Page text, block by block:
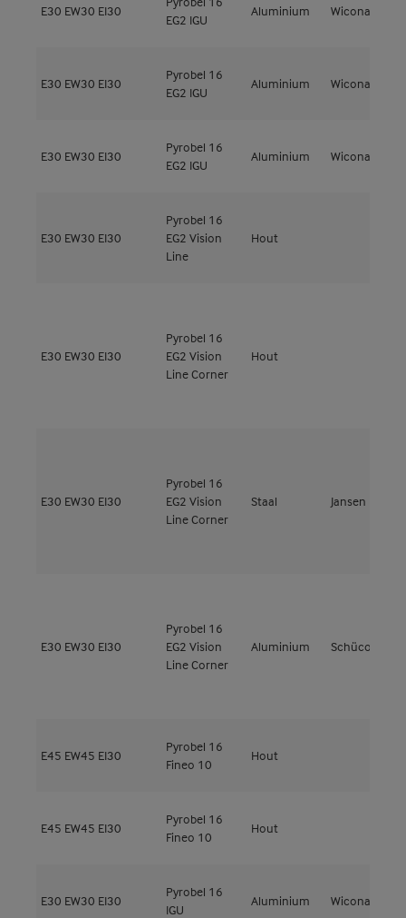
E30 EW30 EI30
EG2 IGU
Aluminium Wicona
E30 EW30 EI30
Pyrobel 16
EG2 IGU
Aluminium Wicona
E30 EW30 EI30
Pyrobel 16
EG2 IGU
Aluminium Wicona
E30 EW30 EI30
Pyrobel 16
EG2 Vision
Line
Hout
E30 EW30 EI30
Pyrobel 16
EG2 Vision
Line Corner
Hout
E30 EW30 EI30
Pyrobel 16
EG2 Vision
Line Corner
Staal Jansen
E30 EW30 EI30
Pyrobel 16
EG2 Vision
Line Corner
Aluminium Schüco
E45 EW45 EI30
Pyrobel 16
Fineo 10
Hout
E45 EW45 EI30
Pyrobel 16
Fineo 10
Hout
E30 EW30 EI30
Pyrobel 16
IGU
Aluminium Wicona